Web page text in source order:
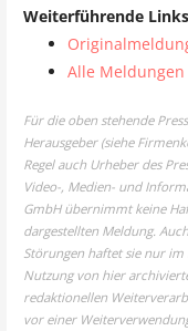
Weiterführende Links
Alle Meldungen
Für die oben stehende
Herausgeber (siehe
Regel auch Urheber des
Video-, Medien- und
GmbH übernimmt keine
dargestellten Meldung.
Störungen haftet sie nur im
Nutzung von hier
redaktionellen
vor einer